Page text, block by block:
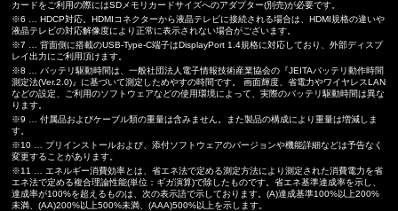
カードをご利用の際にはSDメモリカードサイズへのアダプター(別売)が必要です。
※6 … HDCP対応。HDMIコネクターから液晶テレビに接続される場合は、HDMI規格の違いや
液晶テレビの対応解像度により正常に表示されない場合がございます。
※7 … 背面側に搭載のUSB-Type-C端子はDisplayPort 1.4規格に対応しており、外部ディスプ
レイ出力にご利用頂けます。
※8 … バッテリ駆動時間は、一般社団法人電子情報技術産業協会の『JEITAバッテリ動作時間
測定法(Ver.2.0)』に基づいて測定しためやすの時間です。 画面輝度、省電力やワイヤレスLAN
などの設定、ご利用のソフトウェアなどの使用環境によって、実際のバッテリ駆動時間は異な
ります。
※9 … 付属品およびケーブル類の重量は含みません。また製品の構成により重量は増減しま
す。
※10 … プリインストールおよび、添付ソフトウェアのバージョンや機能詳細などは予告なく
変更することがあります。
※11 … エネルギー消費効率とは、省エネ法で定める測定方法により測定された消費電力を省
エネ法で定める複合理論性能(単位：ギガ演算)で除したものです。省エネ基準達成率を示し、
達成率が100%を超えるものは、次の表示語で示しております。(A)達成基準100%以上200%
未満、(AA)200%以上500%未満、(AAA)500%以上を示します。